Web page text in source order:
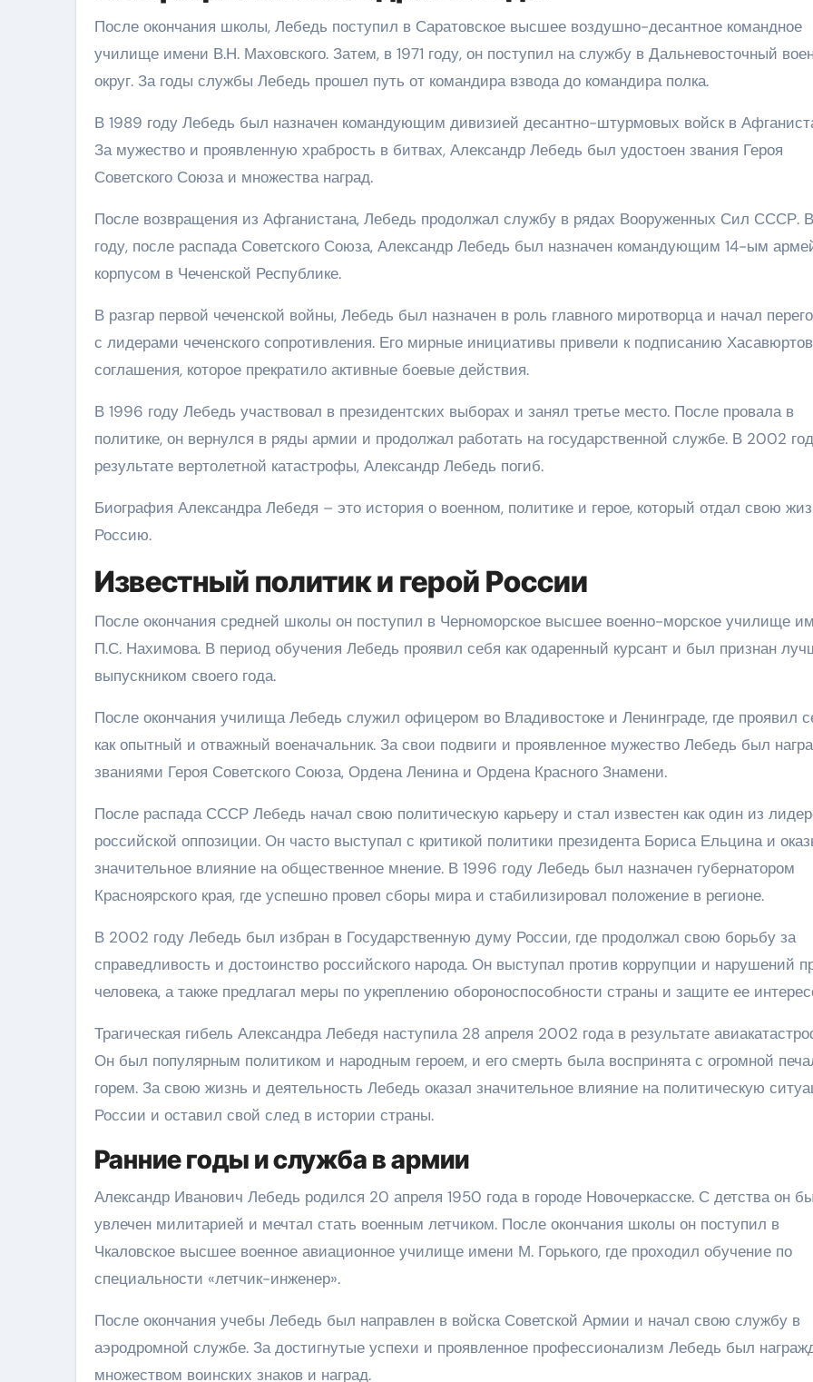
После окончания школы, Лебедь поступил в Саратовское высшее воздушно-десантное командное
училище имени В.Н. Маховского. Затем, в 1971 году, он поступил на службу в Дальневосточный
округ. За годы службы Лебедь прошел путь от командира взвода до командира полка.
В 1989 году Лебедь был назначен командующим дивизией десантно-штурмовых войск в
За мужество и проявленную храбрость в битвах, Александр Лебедь был удостоен звания Героя
Советского Союза и множества наград.
После возвращения из Афганистана, Лебедь продолжал службу в рядах Вооруженных Сил СССР.
году, после распада Советского Союза, Александр Лебедь был назначен командующим 14-ым
корпусом в Чеченской Республике.
В разгар первой чеченской войны, Лебедь был назначен в роль главного миротворца и начал
с лидерами чеченского сопротивления. Его мирные инициативы привели к подписанию
соглашения, которое прекратило активные боевые действия.
В 1996 году Лебедь участвовал в президентских выборах и занял третье место. После провала в
политике, он вернулся в ряды армии и продолжал работать на государственной службе. В 2002
результате вертолетной катастрофы, Александр Лебедь погиб.
Биография Александра Лебедя – это история о военном, политике и герое, который отдал свою
Россию.
Известный политик и герой России
После окончания средней школы он поступил в Черноморское высшее военно-морское училище
П.С. Нахимова. В период обучения Лебедь проявил себя как одаренный курсант и был признан
выпускником своего года.
После окончания училища Лебедь служил офицером во Владивостоке и Ленинграде, где проявил
как опытный и отважный военачальник. За свои подвиги и проявленное мужество Лебедь был
званиями Героя Советского Союза, Ордена Ленина и Ордена Красного Знамени.
После распада СССР Лебедь начал свою политическую карьеру и стал известен как один из
российской оппозиции. Он часто выступал с критикой политики президента Бориса Ельцина и
значительное влияние на общественное мнение. В 1996 году Лебедь был назначен губернатором
Красноярского края, где успешно провел сборы мира и стабилизировал положение в регионе.
В 2002 году Лебедь был избран в Государственную думу России, где продолжал свою борьбу за
справедливость и достоинство российского народа. Он выступал против коррупции и нарушений
человека, а также предлагал меры по укреплению обороноспособности страны и защите ее
Трагическая гибель Александра Лебедя наступила 28 апреля 2002 года в результате
Он был популярным политиком и народным героем, и его смерть была воспринята с огромной
горем. За свою жизнь и деятельность Лебедь оказал значительное влияние на политическую
России и оставил свой след в истории страны.
Ранние годы и служба в армии
Александр Иванович Лебедь родился 20 апреля 1950 года в городе Новочеркасске. С детства он
увлечен милитарией и мечтал стать военным летчиком. После окончания школы он поступил в
Чкаловское высшее военное авиационное училище имени М. Горького, где проходил обучение по
специальности «летчик-инженер».
После окончания учебы Лебедь был направлен в войска Советской Армии и начал свою службу в
аэродромной службе. За достигнутые успехи и проявленное профессионализм Лебедь был
множеством воинских знаков и наград.